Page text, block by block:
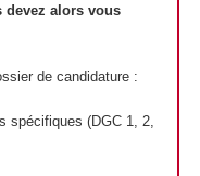
devez alors vous
de candidature :
spécifiques (DGC 1, 2,